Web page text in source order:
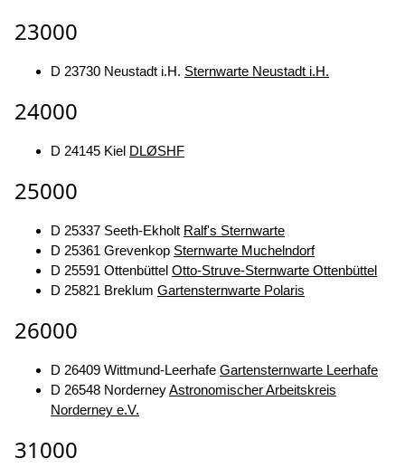
23000
D 23730 Neustadt i.H. Sternwarte Neustadt i.H.
24000
D 24145 Kiel DLØSHF
25000
D 25337 Seeth-Ekholt Ralf's Sternwarte
D 25361 Grevenkop Sternwarte Muchelndorf
D 25591 Ottenbüttel Otto-Struve-Sternwarte Ottenbüttel
D 25821 Breklum Gartensternwarte Polaris
26000
D 26409 Wittmund-Leerhafe Gartensternwarte Leerhafe
D 26548 NorderneyAstronomischer Arbeitskreis
Norderney e.V.
31000